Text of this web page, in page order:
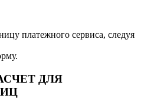
платежного сервиса, следуя
ДЛЯ